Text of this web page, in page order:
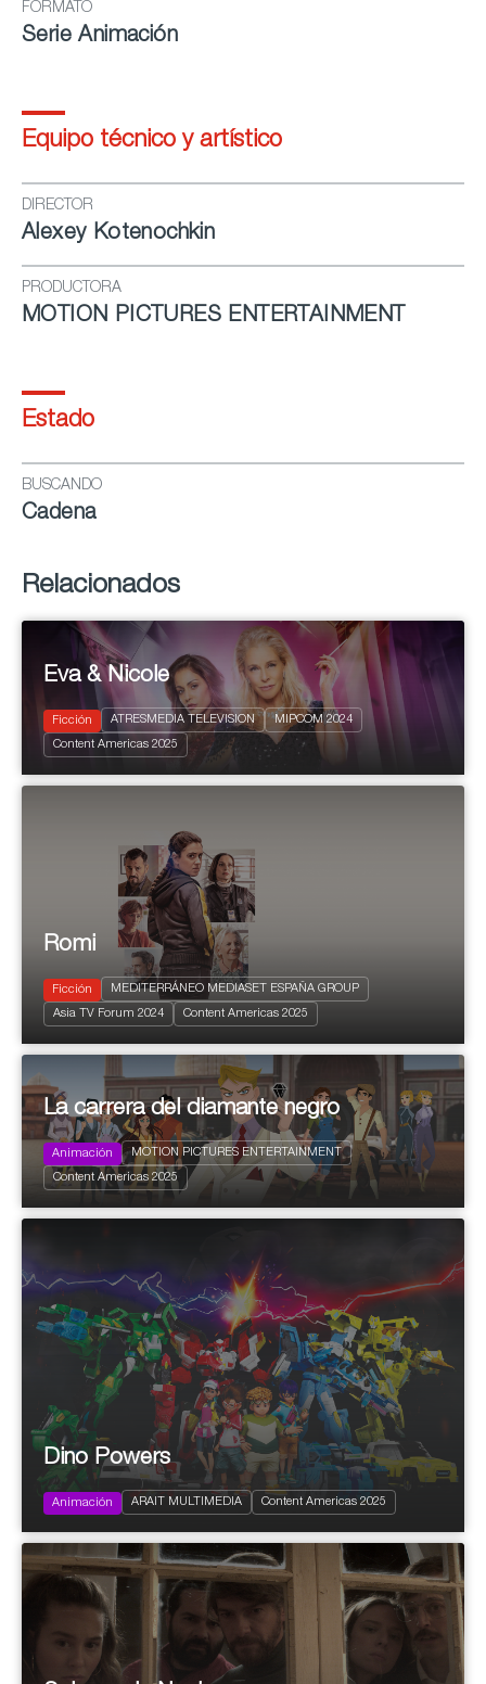
FORMATO
Serie Animación
Equipo técnico y artístico
DIRECTOR
Alexey Kotenochkin
PRODUCTORA
MOTION PICTURES ENTERTAINMENT
Estado
BUSCANDO
Cadena
Relacionados
2024 8 x 50'
Dramedy
Eva & Nicole
Ficción ATRESMEDIA TELEVISION MIPCOM 2024
Content Americas 2025
2024 8 X 70'
Drama
Romi
Ficción MEDITERRÁNEO MEDIASET ESPAÑA GROUP
Asia TV Forum 2024 Content Americas 2025
2024 156 x 7' + 7 years
La carrera del diamante negro
Animación MOTION PICTURES ENTERTAINMENT
Content Americas 2025
2024
116x11’ (26x11’ + 32x11’ + 26x11’ +
32x15')
Family
Infantil y Juvenil
Dino Powers
Animación ARAIT MULTIMEDIA Content Americas 2025